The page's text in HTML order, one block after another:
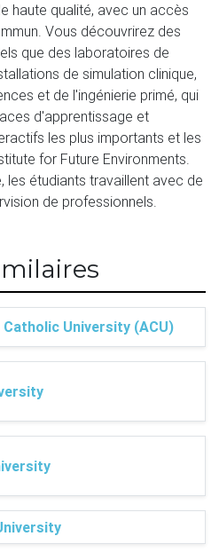
haute qualité, avec un accès
Vous découvrirez des
que des laboratoires de
de simulation clinique,
et de l'ingénierie primé, qui
d'apprentissage et
les plus importants et les
for Future Environments.
les étudiants travaillent avec de
de professionnels.
University (ACU)